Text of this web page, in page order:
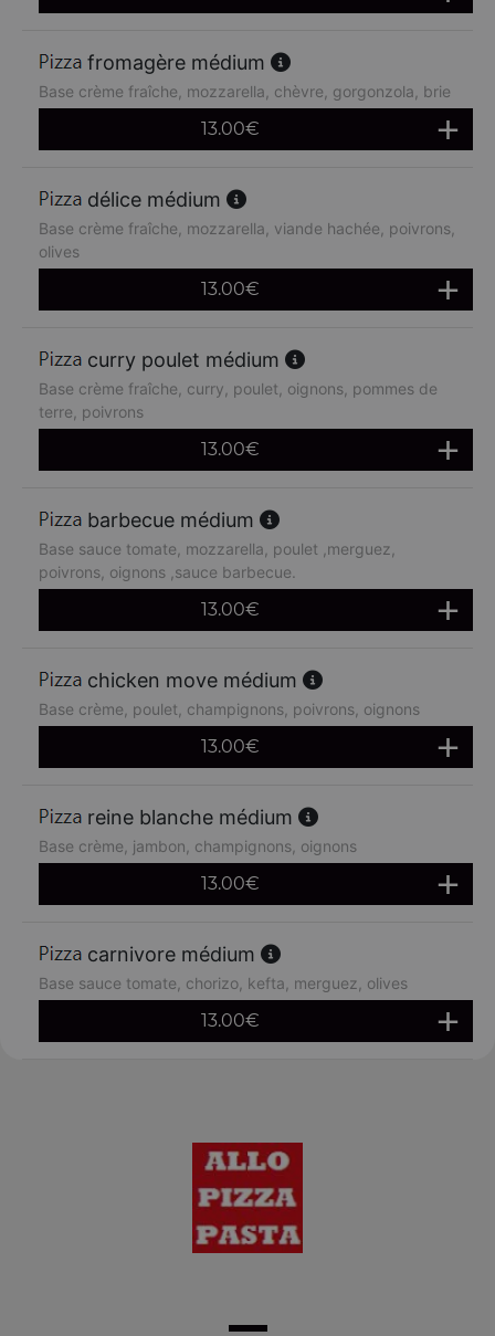
fromagère médium
Base crème fraîche, mozzarella, chèvre, gorgonzola, brie
13.00€
délice médium
Base crème fraîche, mozzarella, viande hachée, poivrons,
olives
13.00€
curry poulet médium
Base crème fraîche, curry, poulet, oignons, pommes de
terre, poivrons
13.00€
barbecue médium
Base sauce tomate, mozzarella, poulet ,merguez,
poivrons, oignons ,sauce barbecue.
13.00€
chicken move médium
Base crème, poulet, champignons, poivrons, oignons
13.00€
reine blanche médium
Base crème, jambon, champignons, oignons
13.00€
carnivore médium
Base sauce tomate, chorizo, kefta, merguez, olives
13.00€